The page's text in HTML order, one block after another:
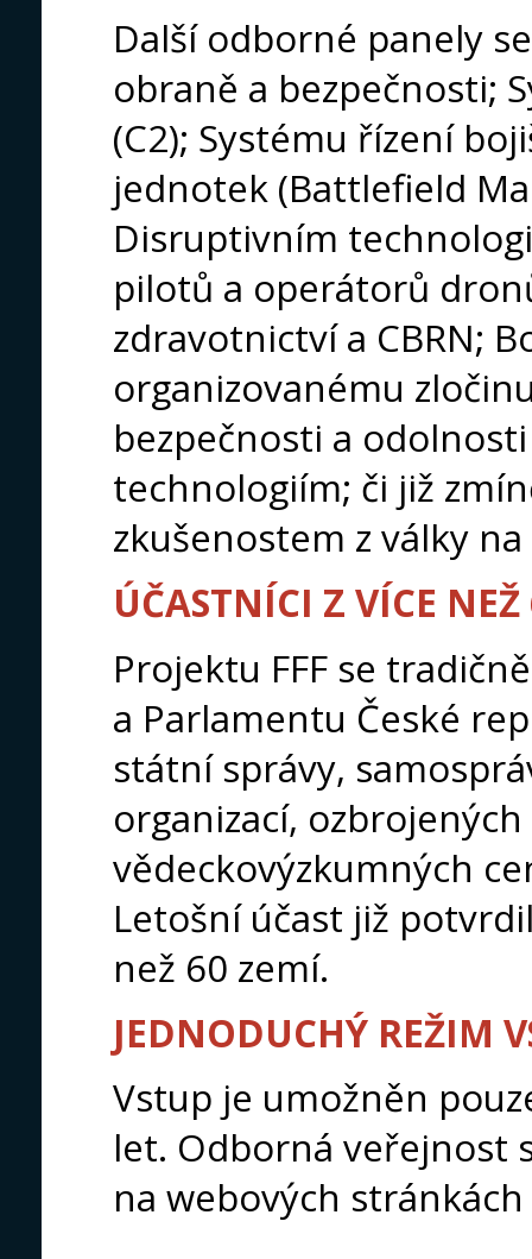
Další odborné panely
obraně a bezpečnosti;
(C2); Systému řízení
jednotek (Battlefield
Disruptivním
pilotů a operátorů
zdravotnictví a CBRN;
organizovanému
bezpečnosti a
technologiím; či již
zkušenostem z války
ÚČASTNÍCI Z VÍCE
Projektu FFF se
a Parlamentu České
státní správy,
organizací,
vědeckovýzkumných
Letošní účast již
než 60 zemí.
JEDNODUCHÝ REŽIM
Vstup je umožněn
let. Odborná veřejnost
na webových